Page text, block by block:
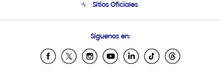
Condiciones de Compra
Soporte vía eMail
Sitios Oficiales
Samsung Ecuador
Samsung El Salvador
Síguenos en: